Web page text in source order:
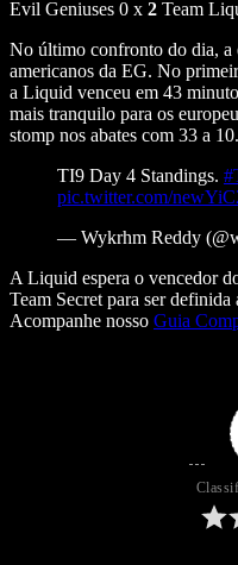
Evil Geniuses 0 x 2 Team
No último confronto do dia, a
americanos da EG. No
a Liquid venceu em 43
mais tranquilo para os
stomp nos abates com 33 a 10.
TI9 Day 4 Standings.
pic.twitter.com/
— Wykrhm Reddy
A Liquid espera o vencedor
Team Secret para ser
Acompanhe nosso Guia